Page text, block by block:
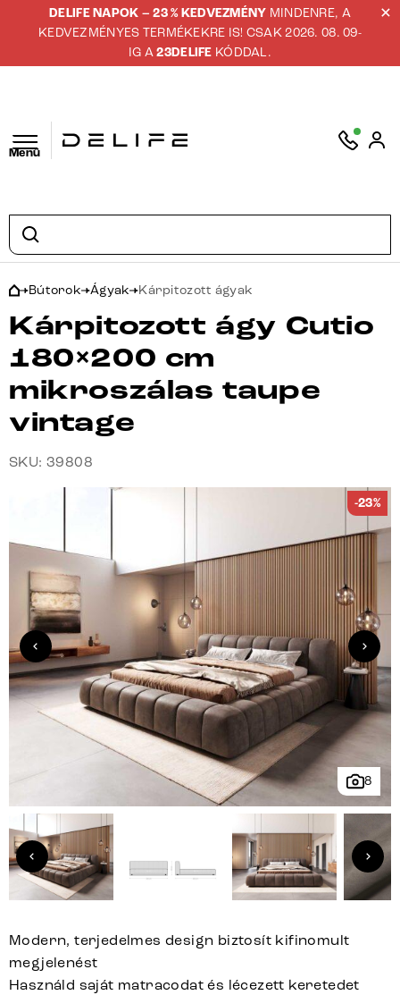
DELIFE NAPOK – 23 % KEDVEZMÉNY MINDENRE, A
KEDVEZMÉNYES TERMÉKEKRE IS! CSAK 2026. 08. 09-
IG A23DELIFE KÓDDAL.
Menü
Bútorok Ágyak Kárpitozott ágyak
Kárpitozott ágy Cutio
180×200 cm
mikroszálas taupe
vintage
SKU: 39808
8
-23%
Modern, terjedelmes design biztosít kifinomult
megjelenést
Használd saját matracodat és lécezett keretedet